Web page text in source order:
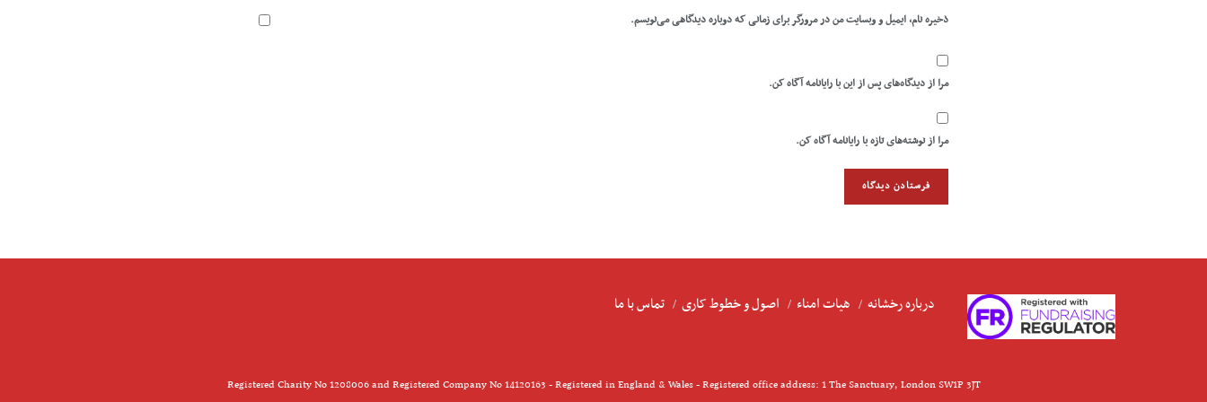
ذخیره نام، ایمیل و وبسایت من در مرورگر برای زمانی که دوباره دیدگاهی می‌نویسم.
مرا از دیدگاه‌های پس از این با رایانامه آگاه کن.
مرا از نوشته‌های تازه با رایانامه آگاه کن.
درباره رخشانه هیات امناء اصول و خطوط کاری تماس با ما
Registered Charity No 1208006 and Registered Company No 14120163 - Registered in England & Wales - Registered office address: 1 The Sanctuary, London SW1P 3JT